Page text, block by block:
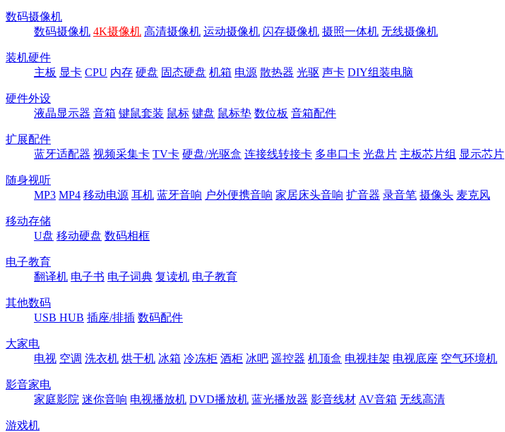
数码摄像机
数码摄像机 4K摄像机 高清摄像机 运动摄像机 闪存摄像机 摄照一体机 无线摄像机
装机硬件
主板 显卡 CPU 内存 硬盘 固态硬盘 机箱 电源 散热器 光驱 声卡 DIY组装电脑
硬件外设
液晶显示器 音箱 键鼠套装 鼠标 键盘 鼠标垫 数位板 音箱配件
扩展配件
蓝牙适配器 视频采集卡 TV卡 硬盘/光驱盒 连接线转接卡 多串口卡 光盘片 主板芯片组 显示芯片
随身视听
MP3 MP4 移动电源 耳机 蓝牙音响 户外便携音响 家居床头音响 扩音器 录音笔 摄像头 麦克风
移动存储
U盘 移动硬盘 数码相框
电子教育
翻译机 电子书 电子词典 复读机 电子教育
其他数码
USB HUB 插座/排插 数码配件
大家电
电视 空调 洗衣机 烘干机 冰箱 冷冻柜 酒柜 冰吧 遥控器 机顶盒 电视挂架 电视底座 空气环境机
影音家电
家庭影院 迷你音响 电视播放机 DVD播放机 蓝光播放器 影音线材 AV音箱 无线高清
游戏机